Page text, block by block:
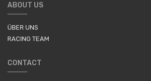
ABOUT US
ÜBER UNS
RACING TEAM
CONTACT